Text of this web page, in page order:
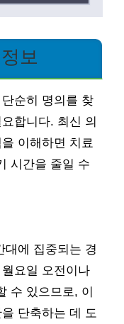
보
순히 명의를 찾
합니다. 최신 의
이해하면 치료
시간을 줄일 수
대에 집중되는 경
요일 오전이나
수 있으므로, 이
단축하는 데 도